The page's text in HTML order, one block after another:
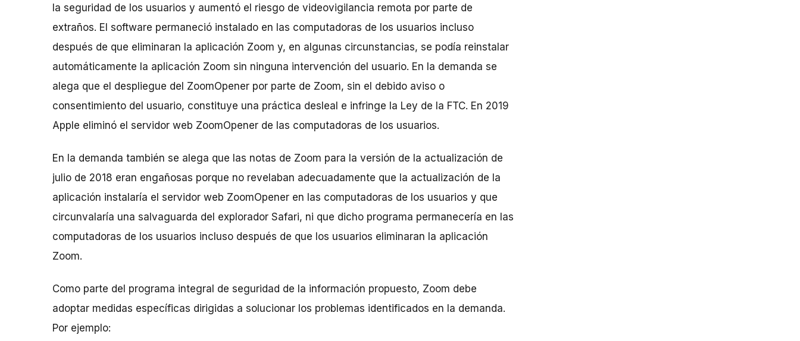
la seguridad de los usuarios y aumentó el riesgo de videovigilancia remota por parte de
extraños. El software permaneció instalado en las computadoras de los usuarios incluso
después de que eliminaran la aplicación Zoom y, en algunas circunstancias, se podía reinstalar
automáticamente la aplicación Zoom sin ninguna intervención del usuario. En la demanda se
alega que el despliegue del ZoomOpener por parte de Zoom, sin el debido aviso o
consentimiento del usuario, constituye una práctica desleal e infringe la Ley de la FTC. En 2019
Apple eliminó el servidor web ZoomOpener de las computadoras de los usuarios.
En la demanda también se alega que las notas de Zoom para la versión de la actualización de
julio de 2018 eran engañosas porque no revelaban adecuadamente que la actualización de la
aplicación instalaría el servidor web ZoomOpener en las computadoras de los usuarios y que
circunvalaría una salvaguarda del explorador Safari, ni que dicho programa permanecería en las
computadoras de los usuarios incluso después de que los usuarios eliminaran la aplicación
Zoom.
Como parte del programa integral de seguridad de la información propuesto, Zoom debe
adoptar medidas específicas dirigidas a solucionar los problemas identificados en la demanda.
Por ejemplo: